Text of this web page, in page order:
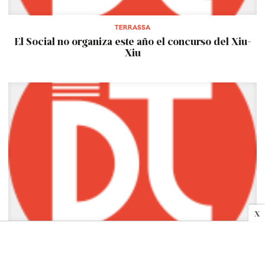
X
TERRASSA
El Social no organiza este año el concurso del Xiu-
Xiu